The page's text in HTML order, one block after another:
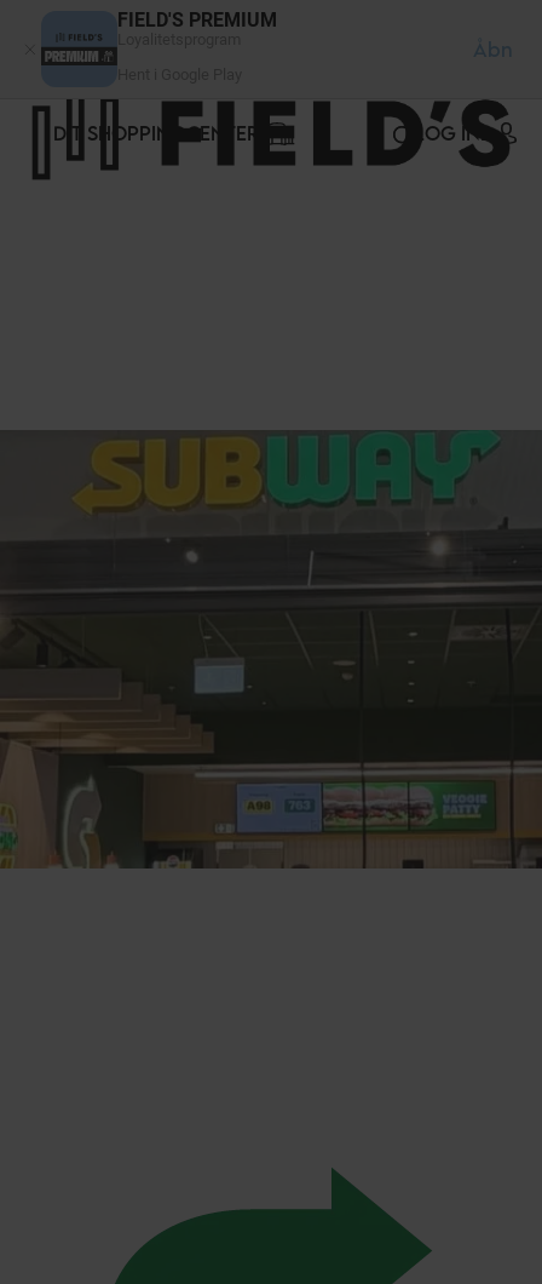
FIELD'S PREMIUM
Åbn
DIT SHOPPINGCENTER LOG IND
CCookie-styringspanel